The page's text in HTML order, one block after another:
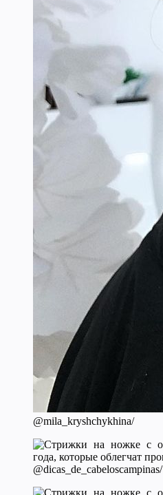
@mila_kryshchykhina/
@dicas_de_cabeloscampinas/